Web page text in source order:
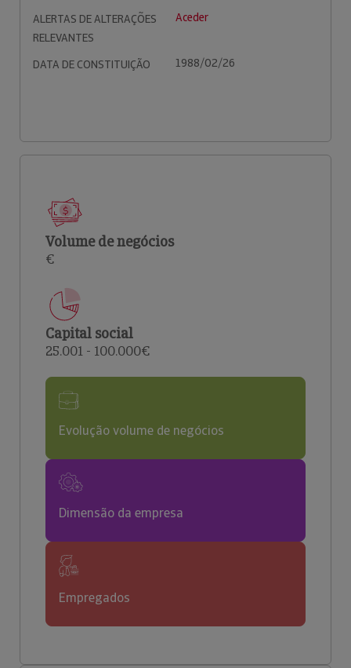
ALERTAS DE ALTERAÇÕES
RELEVANTES
Aceder
DATA DE CONSTITUIÇÃO 1988/02/26
Volume de negócios
€
Capital social
25.001 - 100.000€
Evolução volume de negócios
Dimensão da empresa
Empregados